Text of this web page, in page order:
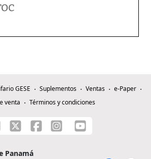
GESE Suplementos Ventas
e-Paper
venta
Términos y condiciones
Panamá